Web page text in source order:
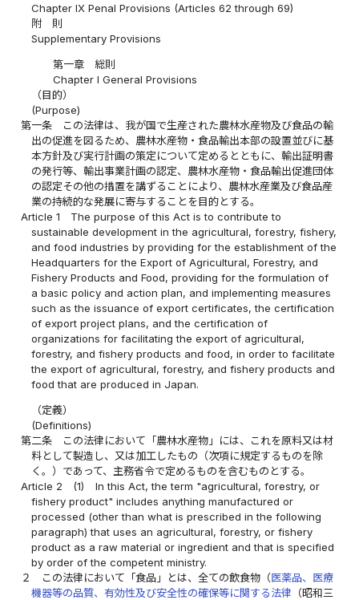
Chapter IX Penal Provisions (Articles 62 through 69)
附 則
Supplementary Provisions
第一章 総則
Chapter I General Provisions
（目的）
(Purpose)
第一条
この法律は、我が国で生産された農林水産物及び食品の輸
出の促進を図るため、農林水産物・食品輸出本部の設置並びに基
本方針及び実行計画の策定について定めるとともに、輸出証明書
の発行等、輸出事業計画の認定、農林水産物・食品輸出促進団体
の認定その他の措置を講ずることにより、農林水産業及び食品産
業の持続的な発展に寄与することを目的とする。
Article 1
The purpose of this Act is to contribute to
sustainable development in the agricultural, forestry, fishery,
and food industries by providing for the establishment of the
Headquarters for the Export of Agricultural, Forestry, and
Fishery Products and Food, providing for the formulation of
a basic policy and action plan, and implementing measures
such as the issuance of export certificates, the certification
of export project plans, and the certification of
organizations for facilitating the export of agricultural,
forestry, and fishery products and food, in order to facilitate
the export of agricultural, forestry, and fishery products and
food that are produced in Japan.
（定義）
(Definitions)
第二条
この法律において「農林水産物」には、これを原料又は材
料として製造し、又は加工したもの（次項に規定するものを除
く。）であって、主務省令で定めるものを含むものとする。
Article 2
(1)
In this Act, the term "agricultural, forestry, or
fishery product" includes anything manufactured or
processed (other than what is prescribed in the following
paragraph) that uses an agricultural, forestry, or fishery
product as a raw material or ingredient and that is specified
by order of the competent ministry.
２
この法律において「食品」とは、全ての飲食物（医薬品、医療
機器等の品質、有効性及び安全性の確保等に関する法律 （昭和三